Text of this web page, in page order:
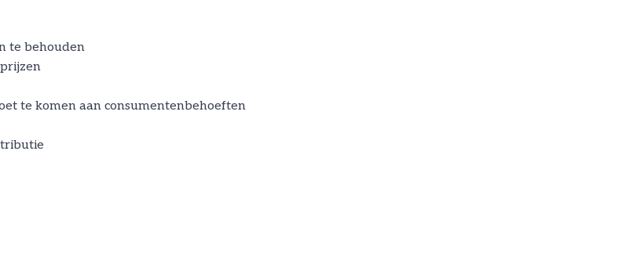
te behouden
te komen aan consumentenbehoeften